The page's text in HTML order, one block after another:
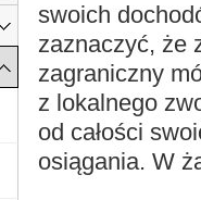
swoich
zaznaczyć, że
zagraniczny
z lokalnego
od całości
osiągania. W